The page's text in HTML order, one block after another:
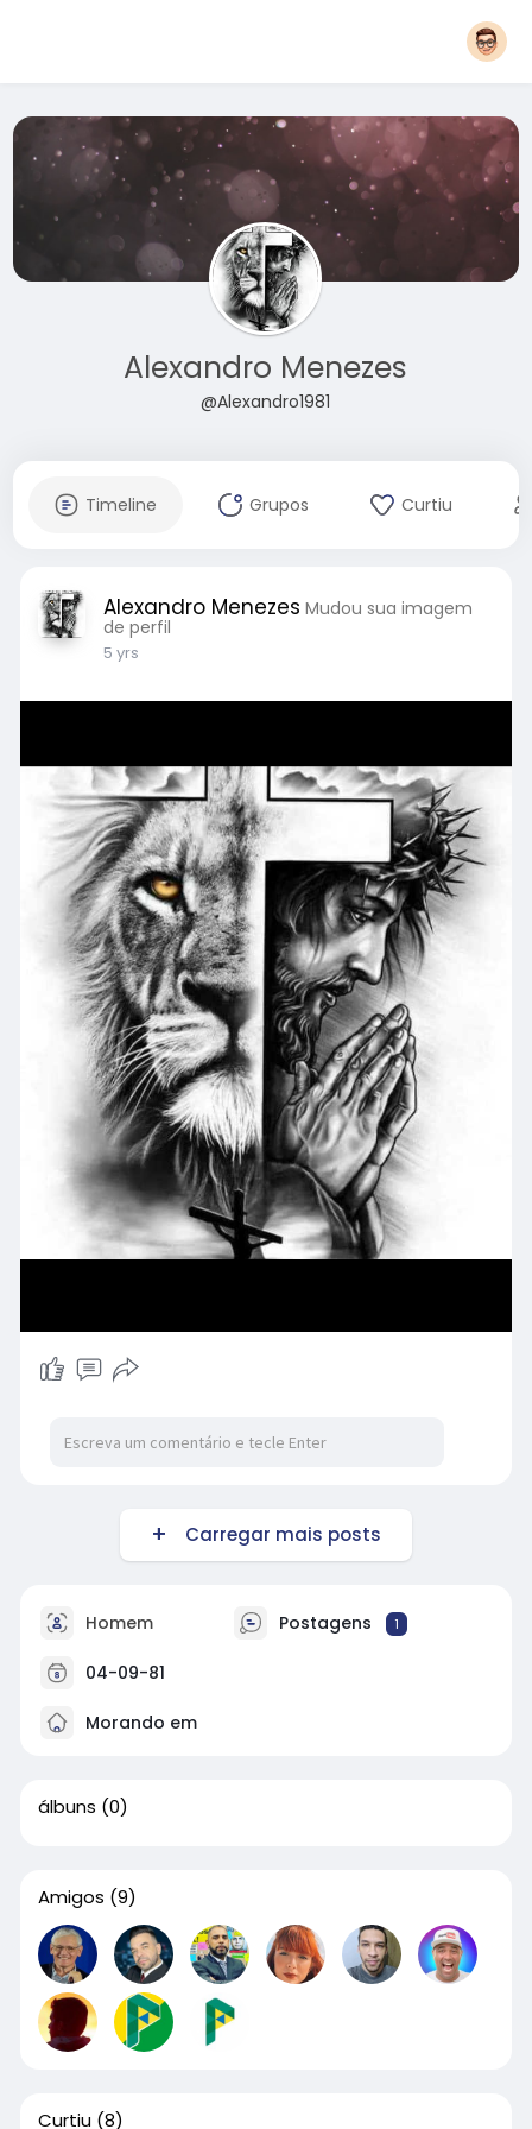
Alexandro Menezes
@Alexandro1981
Timeline Grupos Curtiu
Alexandro Menezes Mudou sua imagem
de perfil
5 yrs
Carregar mais posts
Homem Postagens 1
04-09-81
Morando em
álbuns (0)
Amigos (9)
Curtiu (8)